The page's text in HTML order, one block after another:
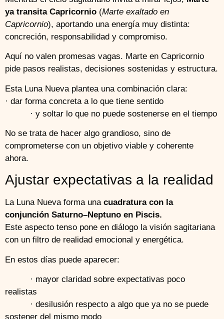
ya transita Capricornio (Marte exaltado en
Capricornio), aportando una energía muy distinta:
concreción, responsabilidad y compromiso.
Aquí no valen promesas vagas. Marte en Capricornio
pide pasos realistas, decisiones sostenidas y estructura.
Esta Luna Nueva plantea una combinación clara:
· dar forma concreta a lo que tiene sentido
· y soltar lo que no puede sostenerse en el tiempo
No se trata de hacer algo grandioso, sino de
comprometerse con un objetivo viable y coherente
ahora.
Ajustar expectativas a la realidad
La Luna Nueva forma una cuadratura con la
conjunción Saturno–Neptuno en Piscis.
Este aspecto tenso pone en diálogo la visión sagitariana
con un filtro de realidad emocional y energética.
En estos días puede aparecer:
· mayor claridad sobre expectativas poco
realistas
· desilusión respecto a algo que ya no se puede
sostener del mismo modo